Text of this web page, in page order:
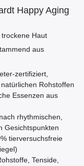
Happy Aging
Haut
aus
zertifiziert,
Rohstoffen
Essenzen aus
rhythmischen,
Gesichtspunkten
tierversuchsfreie
Tenside,